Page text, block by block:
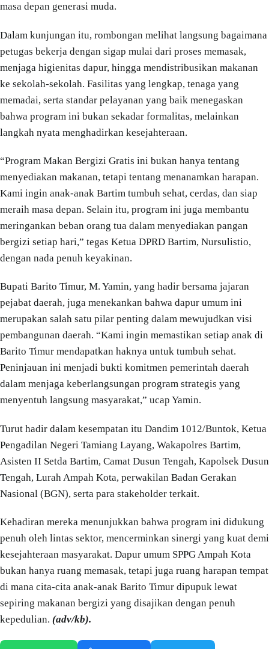
masa depan generasi muda.
Dalam kunjungan itu, rombongan melihat langsung bagaimana
petugas bekerja dengan sigap mulai dari proses memasak,
menjaga higienitas dapur, hingga mendistribusikan makanan
ke sekolah-sekolah. Fasilitas yang lengkap, tenaga yang
memadai, serta standar pelayanan yang baik menegaskan
bahwa program ini bukan sekadar formalitas, melainkan
langkah nyata menghadirkan kesejahteraan.
“Program Makan Bergizi Gratis ini bukan hanya tentang
menyediakan makanan, tetapi tentang menanamkan harapan.
Kami ingin anak-anak Bartim tumbuh sehat, cerdas, dan siap
meraih masa depan. Selain itu, program ini juga membantu
meringankan beban orang tua dalam menyediakan pangan
bergizi setiap hari,” tegas Ketua DPRD Bartim, Nursulistio,
dengan nada penuh keyakinan.
Bupati Barito Timur, M. Yamin, yang hadir bersama jajaran
pejabat daerah, juga menekankan bahwa dapur umum ini
merupakan salah satu pilar penting dalam mewujudkan visi
pembangunan daerah. “Kami ingin memastikan setiap anak di
Barito Timur mendapatkan haknya untuk tumbuh sehat.
Peninjauan ini menjadi bukti komitmen pemerintah daerah
dalam menjaga keberlangsungan program strategis yang
menyentuh langsung masyarakat,” ucap Yamin.
Turut hadir dalam kesempatan itu Dandim 1012/Buntok, Ketua
Pengadilan Negeri Tamiang Layang, Wakapolres Bartim,
Asisten II Setda Bartim, Camat Dusun Tengah, Kapolsek Dusun
Tengah, Lurah Ampah Kota, perwakilan Badan Gerakan
Nasional (BGN), serta para stakeholder terkait.
Kehadiran mereka menunjukkan bahwa program ini didukung
penuh oleh lintas sektor, mencerminkan sinergi yang kuat demi
kesejahteraan masyarakat. Dapur umum SPPG Ampah Kota
bukan hanya ruang memasak, tetapi juga ruang harapan tempat
di mana cita-cita anak-anak Barito Timur dipupuk lewat
sepiring makanan bergizi yang disajikan dengan penuh
kepedulian. (adv/kb).